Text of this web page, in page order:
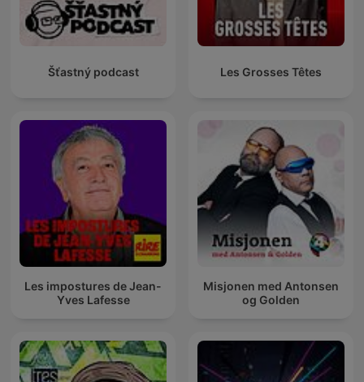
Šťastný podcast Les Grosses Têtes
Les impostures de Jean-
Yves Lafesse
Misjonen med Antonsen
og Golden